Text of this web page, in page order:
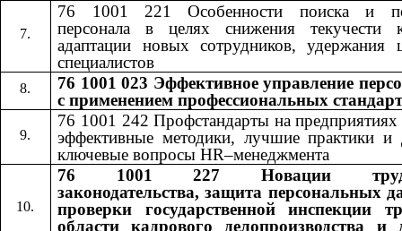
76 1001 221 Особенности поиска и
персонала в целях снижения текучести
адаптации новых сотрудников, удержания
специалистов
76 1001 023 Эффективное управление
с применением профессиональных
76 1001 242​​Профстандарты на
эффективные методики, лучшие практики и
ключевые вопросы​​HR–менеджмента
76 1001 227 ​​Новации
законодательства, защита персональных
проверки государственной инспекции
области кадрового делопроизводства и